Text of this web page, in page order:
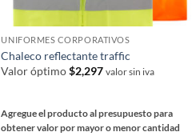
UNIFORMES CORPORATIVOS
Chaleco reflectante traffic
Valor óptimo$2,297 valor sin iva
Agregue el producto al presupuesto para
obtener valor por mayor o menor cantidad